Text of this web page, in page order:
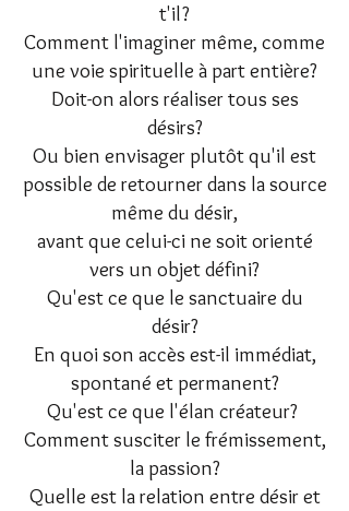
t'il?
Comment l'imaginer même, comme
une voie spirituelle à part entière?
Doit-on alors réaliser tous ses
désirs?
Ou bien envisager plutôt qu'il est
possible de retourner dans la source
même du désir,
avant que celui-ci ne soit orienté
vers un objet défini?
Qu'est ce que le sanctuaire du
désir?
En quoi son accès est-il immédiat,
spontané et permanent?
Qu'est ce que l'élan créateur?
Comment susciter le frémissement,
la passion?
Quelle est la relation entre désir et